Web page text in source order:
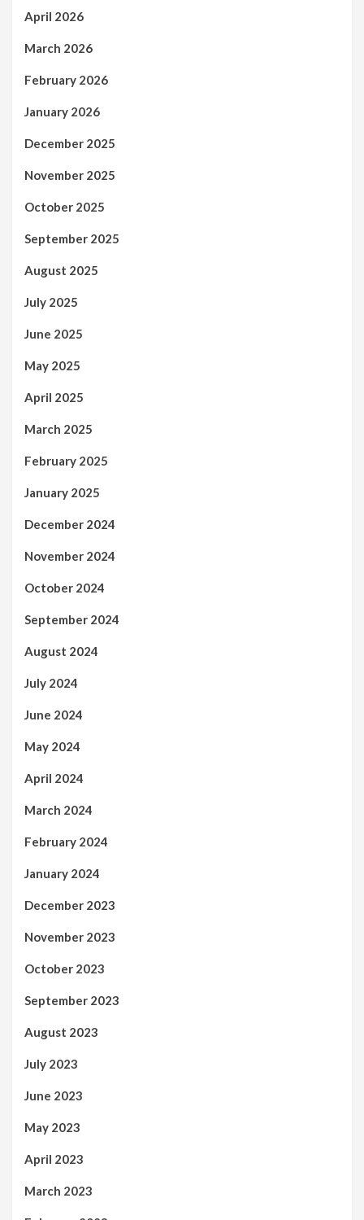
April 2026
March 2026
February 2026
January 2026
December 2025
November 2025
October 2025
September 2025
August 2025
July 2025
June 2025
May 2025
April 2025
March 2025
February 2025
January 2025
December 2024
November 2024
October 2024
September 2024
August 2024
July 2024
June 2024
May 2024
April 2024
March 2024
February 2024
January 2024
December 2023
November 2023
October 2023
September 2023
August 2023
July 2023
June 2023
May 2023
April 2023
March 2023